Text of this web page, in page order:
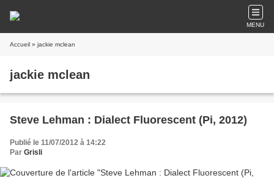
MENU
Accueil » jackie mclean
jackie mclean
Steve Lehman : Dialect Fluorescent (Pi, 2012)
Publié le 11/07/2012 à 14:22
Par Grisli